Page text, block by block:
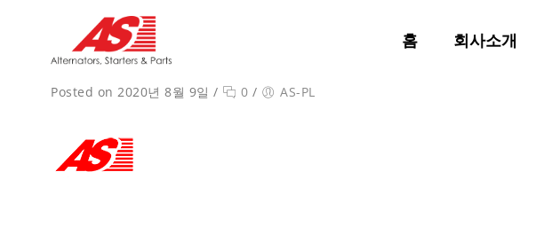
홈 회사소개
Posted on 2020년 8월 9일 / 0 / AS-PL